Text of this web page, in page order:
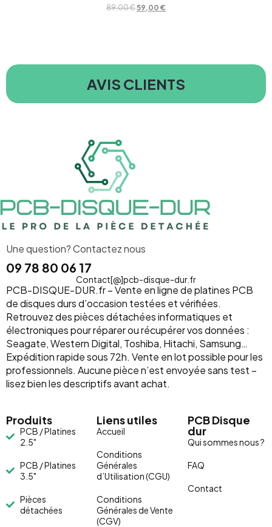
Note
0
89,00€59,00 €
AVIS CLIENTS
Une question? Contactez nous
09 78 80 06 17
Contact[@]pcb-disque-dur.fr
PCB-DISQUE-DUR.fr – Vente en ligne de platines PCB
de disques durs d’occasion testées et vérifiées.
Retrouvez des pièces détachées informatiques et
électroniques pour réparer ou récupérer vos données :
Seagate, Western Digital, Toshiba, Hitachi, Samsung…
Expédition rapide sous 72h. Vente en lot possible pour les
professionnels. Aucune pièce n’est envoyée sans test –
lisez bien les descriptifs avant achat.
Produits
PCB / Platines
2.5"
PCB / Platines
3.5"
Pièces
détachées
Liens utiles
Accueil
Conditions
Générales
d’Utilisation (CGU)
Conditions
Générales de Vente
(CGV)
PCB Disque
dur
Qui sommes nous ?
FAQ
Contact